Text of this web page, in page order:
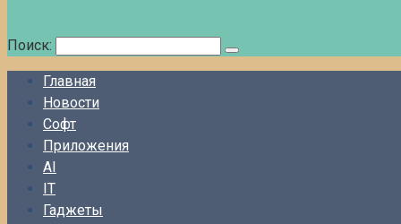
Поиск:
Главная
Новости
Софт
Приложения
AI
IT
Гаджеты